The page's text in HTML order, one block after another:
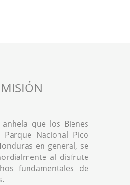
MISIÓN
anhela que los Bienes
Parque Nacional Pico
en general, se
al disfrute
fundamentales de